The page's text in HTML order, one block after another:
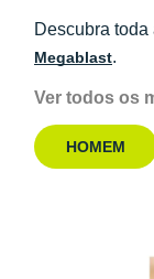
Descubra
Megablast.
Ver todos os
HOMEM